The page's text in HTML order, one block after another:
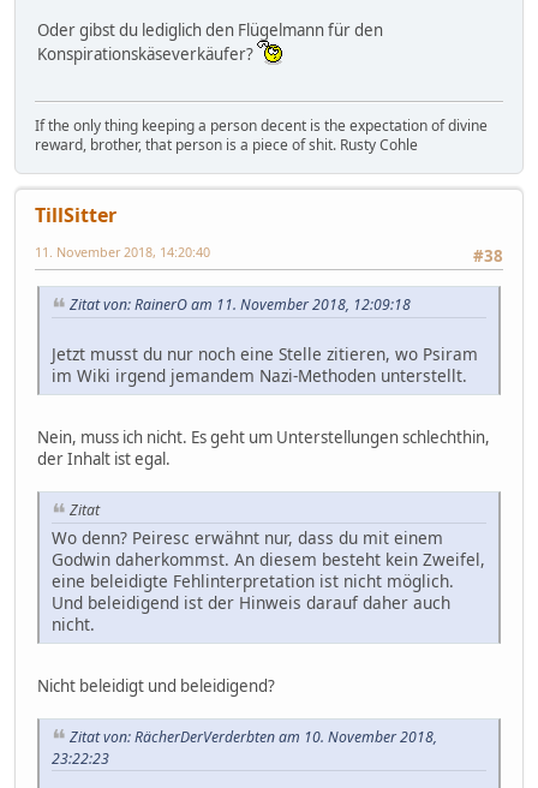
Oder gibst du lediglich den Flügelmann für den
Konspirationskäseverkäufer?
If the only thing keeping a person decent is the expectation of divine
reward, brother, that person is a piece of shit. Rusty Cohle
TillSitter
#38
11. November 2018, 14:20:40
Zitat von: RainerO am 11. November 2018, 12:09:18
Jetzt musst du nur noch eine Stelle zitieren, wo Psiram
im Wiki irgend jemandem Nazi-Methoden unterstellt.
Nein, muss ich nicht. Es geht um Unterstellungen schlechthin,
der Inhalt ist egal.
Zitat
Wo denn? Peiresc erwähnt nur, dass du mit einem
Godwin daherkommst. An diesem besteht kein Zweifel,
eine beleidigte Fehlinterpretation ist nicht möglich.
Und beleidigend ist der Hinweis darauf daher auch
nicht.
Nicht beleidigt und beleidigend?
Zitat von: RächerDerVerderbten am 10. November 2018,
23:22:23